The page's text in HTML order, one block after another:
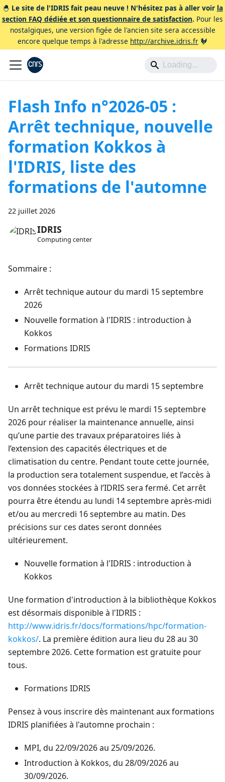
🐣 Le site de l'IDRIS fait peau neuve ! N'hésitez pas à aller voir la
section FAQ dédiée et son questionnaire de satisfaction. Pour les
nostalgiques, une version figée de l'ancien site sera accessible
encore quelque temps à l'adresse http://archive.idris.fr 🐓
Flash Info n°2026-05 :
Arrêt technique, nouvelle
formation Kokkos à
l'IDRIS, liste des
formations de l'automne
22 juillet 2026
IDRIS
Computing center
Sommaire :
Arrêt technique autour du mardi 15 septembre
2026
Nouvelle formation à l'IDRIS : introduction à
Kokkos
Formations IDRIS
Arrêt technique autour du mardi 15 septembre
Un arrêt technique est prévu le mardi 15 septembre
2026 pour réaliser la maintenance annuelle, ainsi
qu’une partie des travaux préparatoires liés à
l’extension des capacités électriques et de
climatisation du centre. Pendant toute cette journée,
la production sera totalement suspendue, et l’accès à
vos données stockées à l’IDRIS sera fermé. Cet arrêt
pourra être étendu au lundi 14 septembre après-midi
et/ou au mercredi 16 septembre au matin. Des
précisions sur ces dates seront données
ultérieurement.
Nouvelle formation à l'IDRIS : introduction à
Kokkos
Une formation d'introduction à la bibliothèque Kokkos
est désormais disponible à l'IDRIS :
http://www.idris.fr/docs/formations/hpc/formation-
kokkos/. La première édition aura lieu du 28 au 30
septembre 2026. Cette formation est gratuite pour
tous.
Formations IDRIS
Pensez à vous inscrire dès maintenant aux formations
IDRIS planifiées à l'automne prochain :
MPI, du 22/09/2026 au 25/09/2026.
Introduction à Kokkos, du 28/09/2026 au
30/09/2026.